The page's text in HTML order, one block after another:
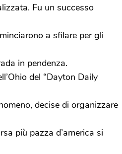
Fu un successo
a sfilare per gli
in pendenza.
del “Dayton Daily
decise di organizzare
più pazza d’america si